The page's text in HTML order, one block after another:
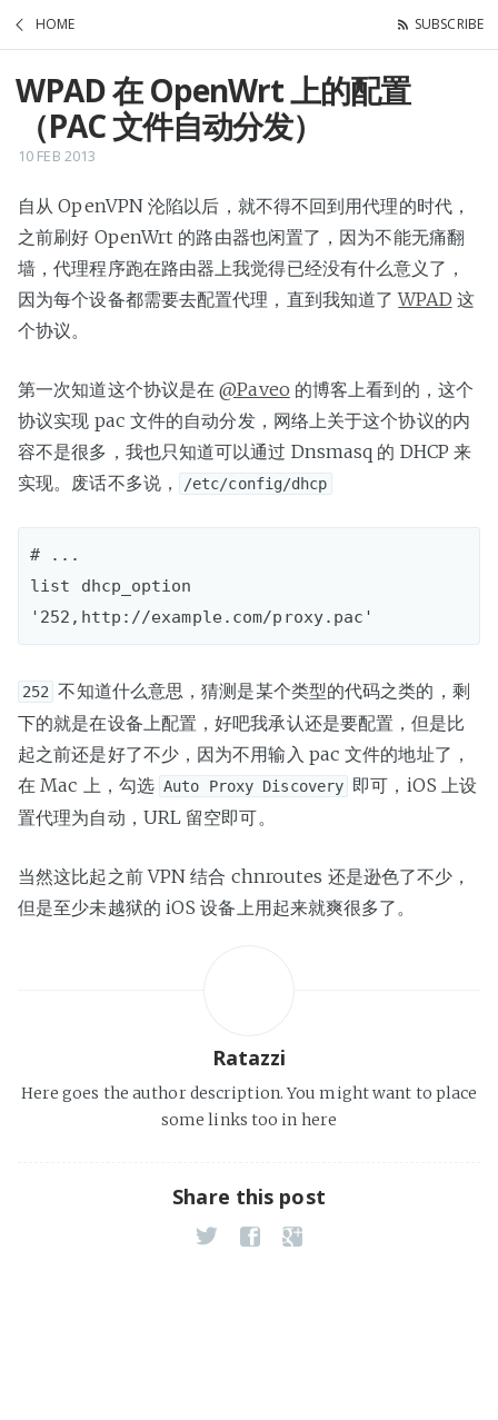
HOME SUBSCRIBE
WPAD 在 OpenWrt 上的配置
（PAC 文件自动分发）
10 FEB 2013
自从 OpenVPN 沦陷以后，就不得不回到用代理的时代，
之前刷好 OpenWrt 的路由器也闲置了，因为不能无痛翻
墙，代理程序跑在路由器上我觉得已经没有什么意义了，
因为每个设备都需要去配置代理，直到我知道了WPAD 这
个协议。
第一次知道这个协议是在@Paveo 的博客上看到的，这个
协议实现 pac 文件的自动分发，网络上关于这个协议的内
容不是很多，我也只知道可以通过 Dnsmasq 的 DHCP 来
实现。废话不多说，
/etc/config/dhcp
# ...
list dhcp_option
252 不知道什么意思，猜测是某个类型的代码之类的，剩
下的就是在设备上配置，好吧我承认还是要配置，但是比
起之前还是好了不少，因为不用输入 pac 文件的地址了，
在 Mac 上，勾选 Auto Proxy Discovery 即可，iOS 上设
置代理为自动，URL 留空即可。
当然这比起之前 VPN 结合 chnroutes 还是逊色了不少，
但是至少未越狱的 iOS 设备上用起来就爽很多了。
Ratazzi
Here goes the author description. You might want to place
some links too in here
Share this post